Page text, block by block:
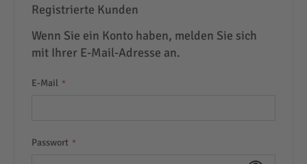
Registrierte Kunden
Wenn Sie ein Konto haben, melden Sie sich
mit Ihrer E-Mail-Adresse an.
E-Mail
Passwort